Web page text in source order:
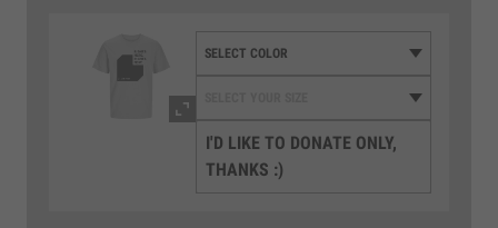
I'D LIKE TO DONATE ONLY,
THANKS :)